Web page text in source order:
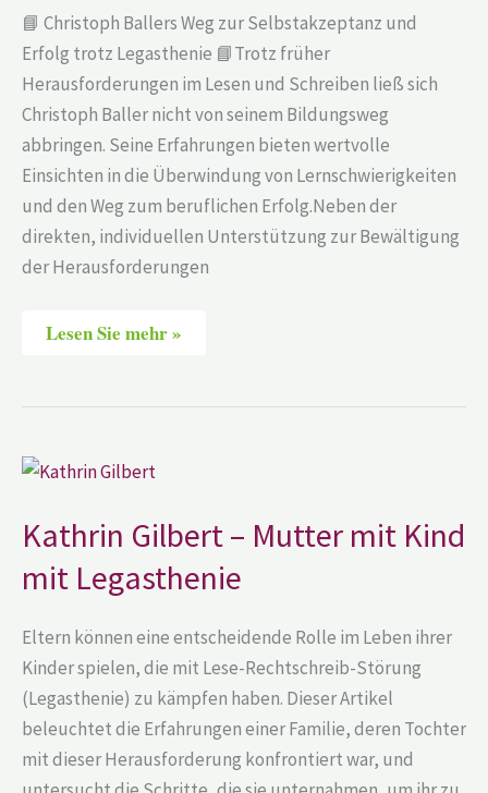
📘 Christoph Ballers Weg zur Selbstakzeptanz und
Erfolg trotz Legasthenie 📘Trotz früher
Herausforderungen im Lesen und Schreiben ließ sich
Christoph Baller nicht von seinem Bildungsweg
abbringen. Seine Erfahrungen bieten wertvolle
Einsichten in die Überwindung von Lernschwierigkeiten
und den Weg zum beruflichen Erfolg.Neben der
direkten, individuellen Unterstützung zur Bewältigung
der Herausforderungen
mit
Legasthenie
Lesen Sie mehr »
Kathrin Gilbert – Mutter mit Kind
mit Legasthenie
Eltern können eine entscheidende Rolle im Leben ihrer
Kinder spielen, die mit Lese-Rechtschreib-Störung
(Legasthenie) zu kämpfen haben. Dieser Artikel
beleuchtet die Erfahrungen einer Familie, deren Tochter
mit dieser Herausforderung konfrontiert war, und
Kathrin
Gilbert
Mutter
mit
Kind
mit
Legasthenie